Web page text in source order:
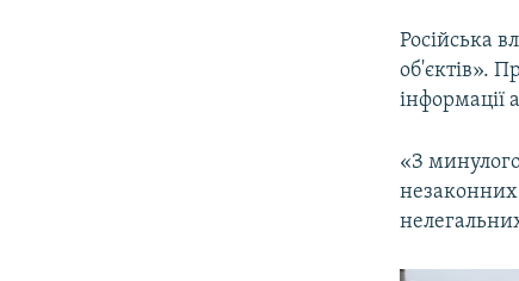
Російська
об'єктів».
інформації
«З
незаконних